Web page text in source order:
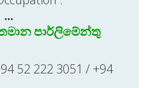
...
පාර්ලිමේන්තු
52 222 3051 / +94